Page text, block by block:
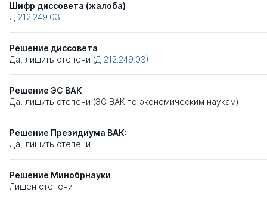
Шифр диссовета (жалоба)
Д 212.249.03
Решение диссовета
Да, лишить степени (Д 212.249.03)
Решение ЭС ВАК
Да, лишить степени (ЭС ВАК по экономическим наукам)
Решение Президиума ВАК:
Да, лишить степени
Решение Минобрнауки
Лишен степени